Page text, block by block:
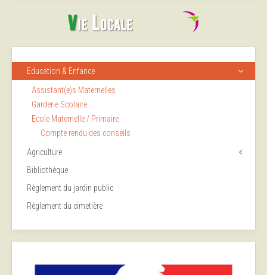
Education & Enfance
Assistant(e)s Maternelles
Garderie Scolaire
Ecole Maternelle / Primaire
Compte rendu des conseils
Agriculture
Bibliothèque
Règlement du jardin public
Règlement du cimetière